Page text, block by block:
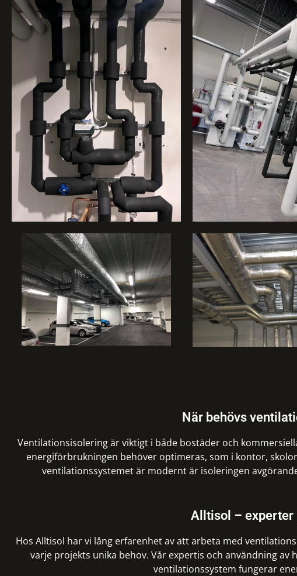
När behövs
Ventilationsisolering är viktigt i både bostäder och
energiförbrukningen behöver optimeras, som i kontor,
ventilationssystemet är modernt är isoleringen
Alltisol – experter
Hos Alltisol har vi lång erfarenhet av att arbeta med
varje projekts unika behov. Vår expertis och användning
ventilationssystem fungerar